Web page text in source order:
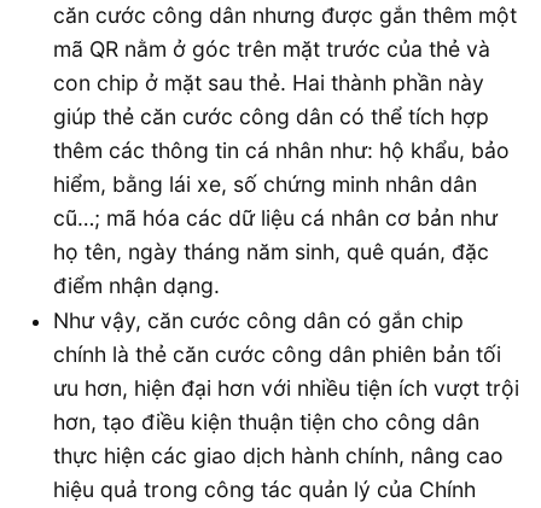
căn cước công dân nhưng được gắn thêm một
mã QR nằm ở góc trên mặt trước của thẻ và
con chip ở mặt sau thẻ. Hai thành phần này
giúp thẻ căn cước công dân có thể tích hợp
thêm các thông tin cá nhân như: hộ khẩu, bảo
hiểm, bằng lái xe, số chứng minh nhân dân
cũ…; mã hóa các dữ liệu cá nhân cơ bản như
họ tên, ngày tháng năm sinh, quê quán, đặc
điểm nhận dạng.
Như vậy, căn cước công dân có gắn chip
chính là thẻ căn cước công dân phiên bản tối
ưu hơn, hiện đại hơn với nhiều tiện ích vượt trội
hơn, tạo điều kiện thuận tiện cho công dân
thực hiện các giao dịch hành chính, nâng cao
hiệu quả trong công tác quản lý của Chính